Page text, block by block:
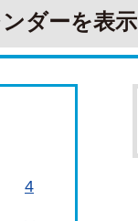
ダーを表示
4